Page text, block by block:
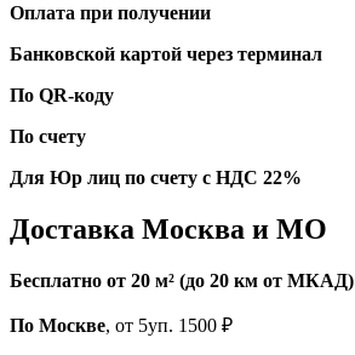
Оплата при получении
Банковской картой через терминал
По QR-коду
По счету
Для Юр лиц по счету с НДС 22%
Доставка Москва и МО
Бесплатно от 20 м² (до 20 км от МКАД)
По Москве, от 5уп. 1500 ₽